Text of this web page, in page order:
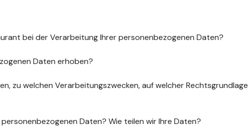
bei der Verarbeitung Ihrer personenbezogenen Daten?
Daten erhoben?
zu welchen Verarbeitungszwecken, auf welcher Rechtsgrundlage
Daten? Wie teilen wir Ihre Daten?